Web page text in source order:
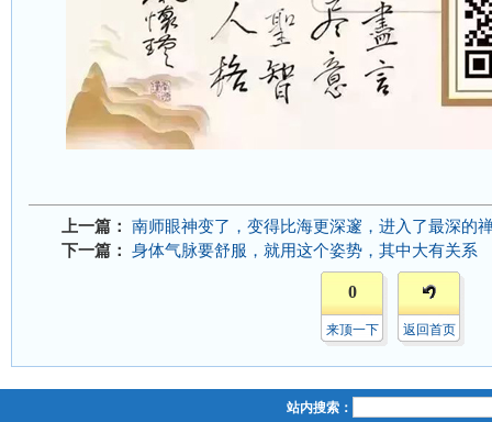
上一篇：
南师眼神变了，变得比海更深邃，进入了最深的
下一篇：
身体气脉要舒服，就用这个姿势，其中大有关系
0
来顶一下 返回首页
站内搜索：